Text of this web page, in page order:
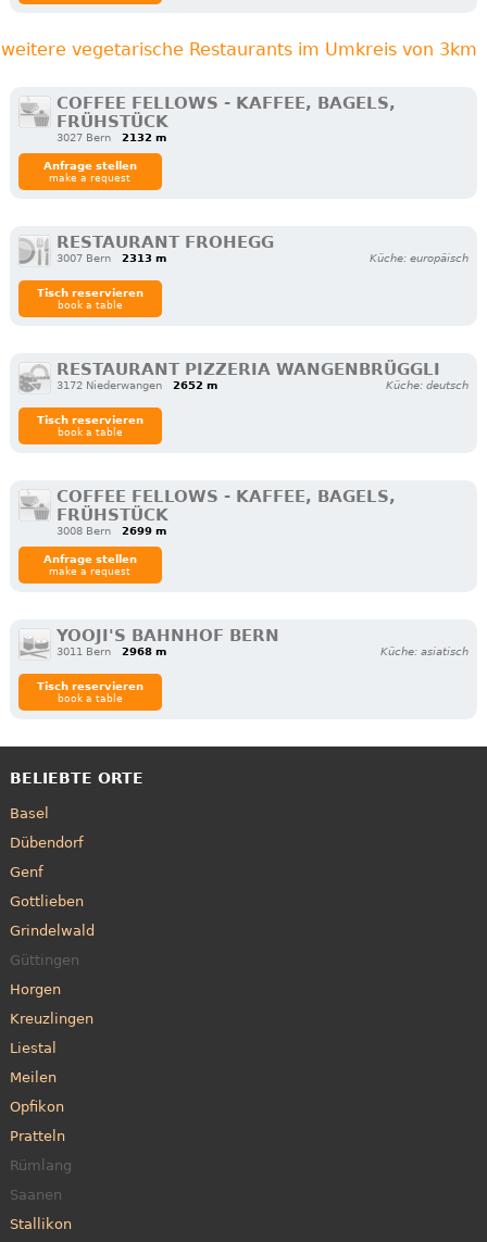
weitere vegetarische Restaurants im Umkreis von 3km
COFFEE FELLOWS - KAFFEE, BAGELS,
FRÜHSTÜCK
3027 Bern 2132 m
Anfrage stellen
make a request
RESTAURANT FROHEGG
3007 Bern 2313 m Küche: europäisch
Tisch reservieren
book a table
RESTAURANT PIZZERIA WANGENBRÜGGLI
3172 Niederwangen 2652 m Küche: deutsch
Tisch reservieren
book a table
COFFEE FELLOWS - KAFFEE, BAGELS,
FRÜHSTÜCK
3008 Bern 2699 m
Anfrage stellen
make a request
YOOJI'S BAHNHOF BERN
3011 Bern 2968 m Küche: asiatisch
Tisch reservieren
book a table
BELIEBTE ORTE
Basel
Dübendorf
Genf
Gottlieben
Grindelwald
Güttingen
Horgen
Kreuzlingen
Liestal
Meilen
Opfikon
Pratteln
Rümlang
Saanen
Stallikon